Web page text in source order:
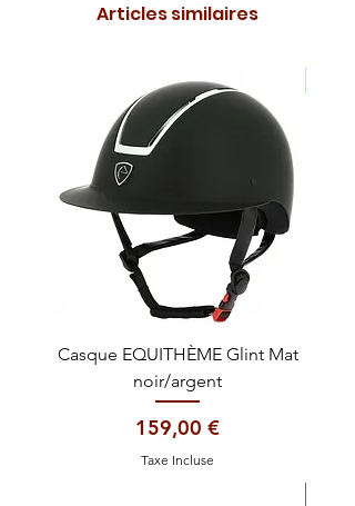
Articles similaires
Casque EQUITHÈME Glint Mat
noir/argent
Prix
159,00 €
Taxe Incluse